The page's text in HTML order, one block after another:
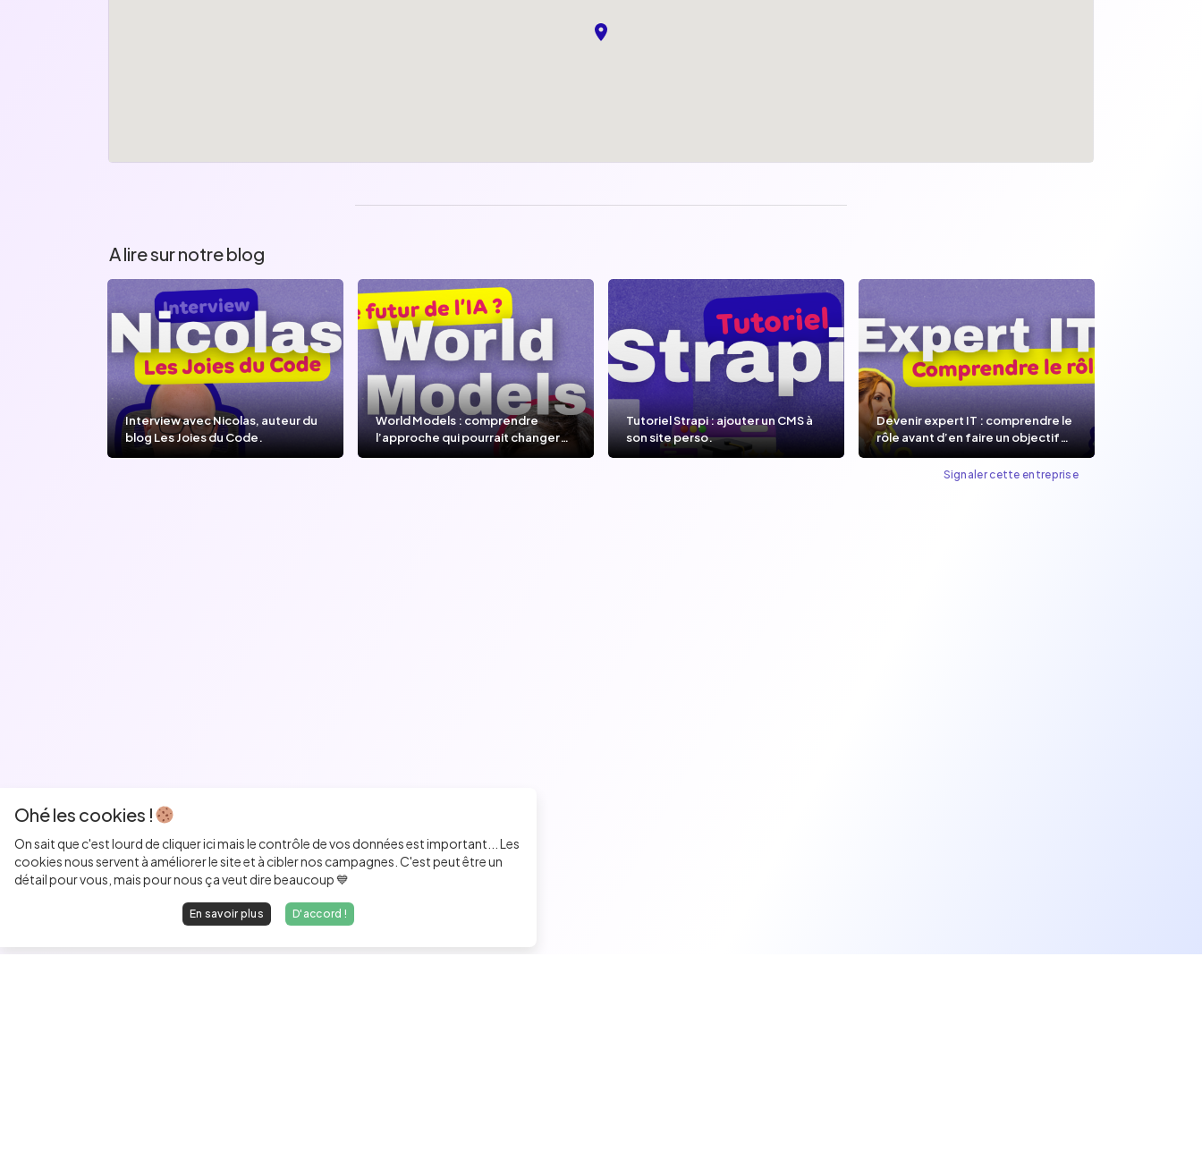
A lire sur notre blog
Interview avec Nicolas, auteur du
blog Les Joies du Code.
World Models : comprendre
l’approche qui pourrait changer
Tutoriel Strapi : ajouter un CMS à
son site perso.
Devenir expert IT : comprendre le
rôle avant d’en faire un objectif
de carrière.
Signaler cette entreprise
Ohé les cookies !
On sait que c'est lourd de cliquer ici mais le contrôle de vos données est important... Les
cookies nous servent à améliorer le site et à cibler nos campagnes. C'est peut être un
détail pour vous, mais pour nous ça veut dire beaucoup 💙
En savoir plus D'accord !